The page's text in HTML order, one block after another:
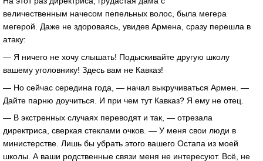
величественным начесом пепельных волос, была мегера
мегерой. Даже не здороваясь, увидев Армена, сразу перешла в
атаку:
— Я ничего не хочу слышать! Подыскивайте другую школу
вашему уголовнику! Здесь вам не Кавказ!
— Но сейчас середина года, — начал выкручиваться Армен. —
Дайте парню доучиться. И при чем тут Кавказ? Я ему не отец.
— В экстренных случаях переводят и так, — отрезала
директриса, сверкая стеклами очков. — У меня свои люди в
министерстве. Лишь бы убрать этого вашего Остапа из моей
школы. А ваши родственные связи меня не интересуют. Всё, не